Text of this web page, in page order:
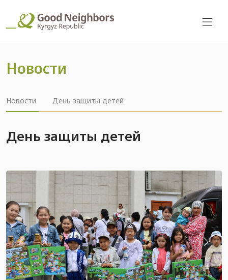
Новости
Новости День защиты детей
День защиты детей